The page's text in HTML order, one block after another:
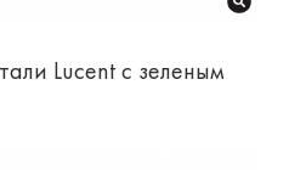
Lucent с зеленым